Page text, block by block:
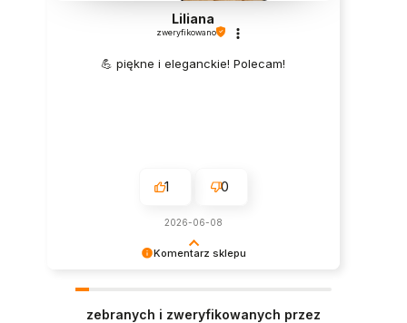
Komentarz sklepu
Liliana
zweryfikowano
💪 piękne i eleganckie! Polecam!
1 0
2026-06-08
zebranych i zweryfikowanych przez